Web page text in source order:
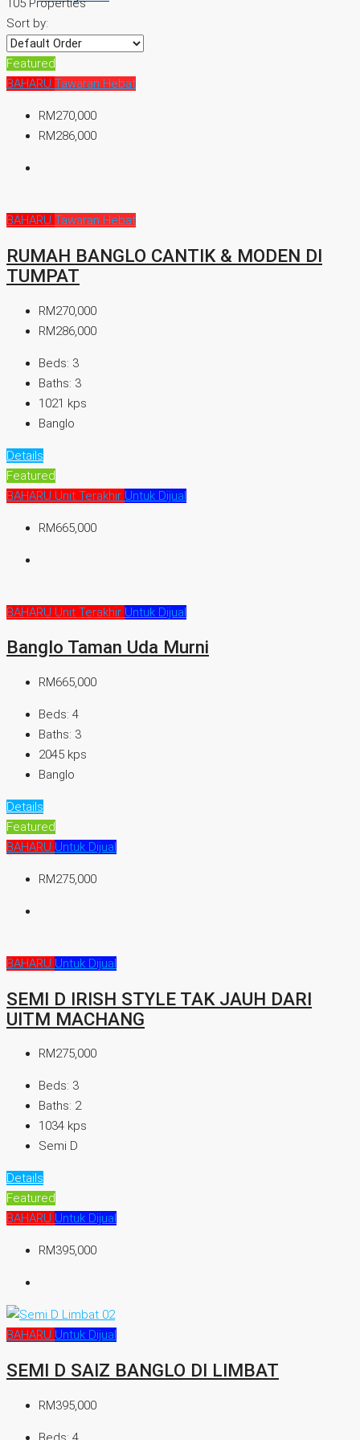
105 Properties
Sort by:
Featured
BAHARU Tawaran Hebat
RM270,000
RM286,000
BAHARU Tawaran Hebat
RUMAH BANGLO CANTIK & MODEN DI
TUMPAT
RM270,000
RM286,000
Beds: 3
Baths: 3
1021 kps
Banglo
Details
Featured
BAHARU Unit Terakhir Untuk Dijual
RM665,000
BAHARU Unit Terakhir Untuk Dijual
Banglo Taman Uda Murni
RM665,000
Beds: 4
Baths: 3
2045 kps
Banglo
Details
Featured
BAHARU Untuk Dijual
RM275,000
BAHARU Untuk Dijual
SEMI D IRISH STYLE TAK JAUH DARI
UITM MACHANG
RM275,000
Beds: 3
Baths: 2
1034 kps
Semi D
Details
Featured
BAHARU Untuk Dijual
RM395,000
BAHARU Untuk Dijual
SEMI D SAIZ BANGLO DI LIMBAT
RM395,000